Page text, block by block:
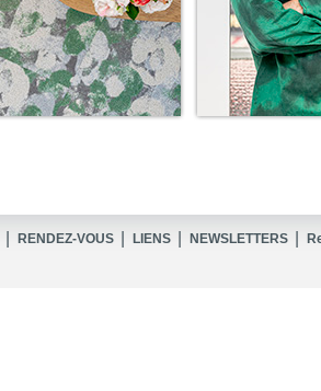
RENDEZ-VOUS LIENS NEWSLETTERS